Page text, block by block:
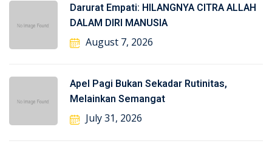
Darurat Empati: HILANGNYA CITRA ALLAH
DALAM DIRI MANUSIA
August 7, 2026
Apel Pagi Bukan Sekadar Rutinitas,
Melainkan Semangat
July 31, 2026